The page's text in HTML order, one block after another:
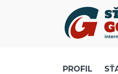
Menu
SŤAHOVANIE -PROFIL